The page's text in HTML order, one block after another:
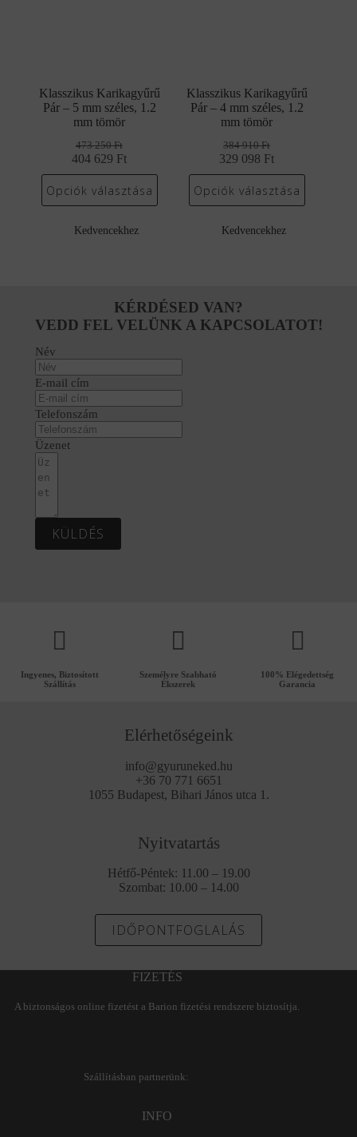
Klasszikus Karikagyűrű
Pár – 5 mm széles, 1.2
mm tömör
473 250Ft
Original
price
was:
473
404 629 Ft
Current
price
is:
404
Opciók választása
Kedvencekhez
Klasszikus Karikagyűrű
Pár – 4 mm széles, 1.2
mm tömör
384 910Ft
Original
price
was:
384
329 098 Ft
Current
price
is:
329
Opciók választása
Kedvencekhez
KÉRDÉSED VAN?
VEDD FEL VELÜNK A KAPCSOLATOT!
Név
E-mail cím
Telefonszám
Üzenet
KÜLDÉS
Ingyenes, Biztosított
Szállítás
Személyre Szabható
Ékszerek
100% Elégedettség
Garancia
Elérhetőségeink
info@gyuruneked.hu
+36 70 771 6651
1055 Budapest, Bihari János utca 1.
Nyitvatartás
Hétfő-Péntek: 11.00 – 19.00
Szombat: 10.00 – 14.00
IDŐPONTFOGLALÁS
FIZETÉS
A biztonságos online fizetést a Barion fizetési rendszere biztosítja.
Szállításban partnerünk:
INFO